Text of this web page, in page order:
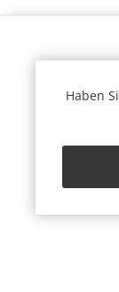
Haben